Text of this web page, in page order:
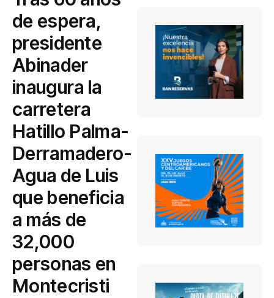
de espera,
presidente
Abinader
inaugura la
carretera
Hatillo Palma-
Derramadero-
Agua de Luis
que beneficia
a más de
32,000
personas en
Montecristi